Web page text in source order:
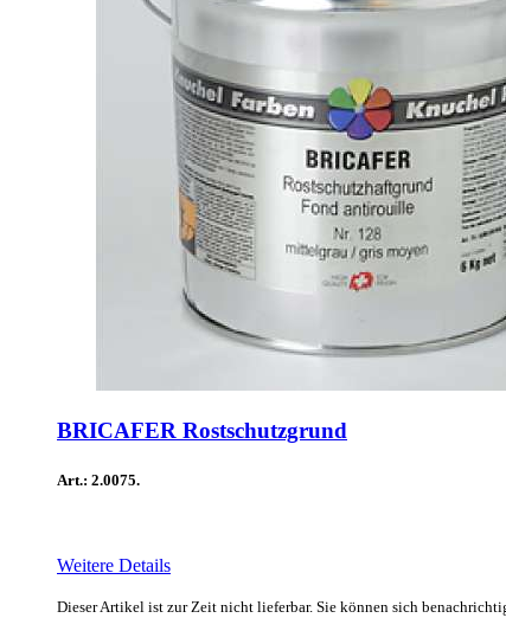
BRICAFER Rostschutzgrund
Art.: 2.0075.
Weitere Details
Dieser Artikel ist zur Zeit nicht lieferbar. Sie können sich